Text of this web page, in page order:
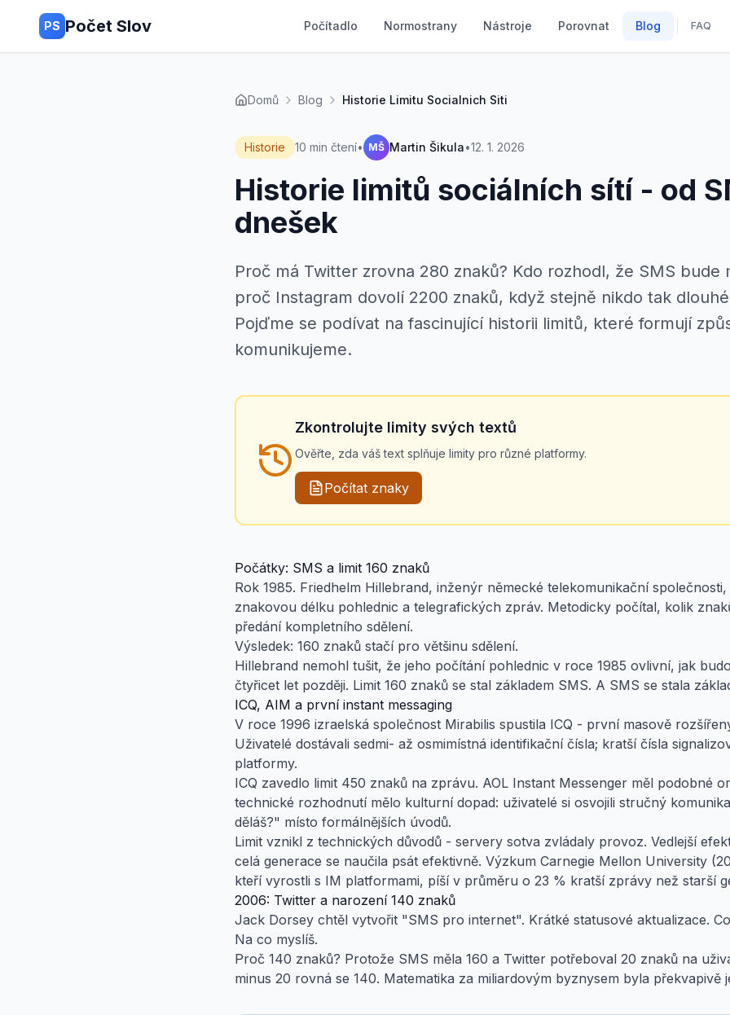
PS Počet Slov Počítadlo Normostrany Nástroje Porovnat Blog FAQ
Domů Blog Historie Limitu Socialnich Siti
Historie 10 min čtení• MŠ Martin Šikula•12. 1. 2026
Historie limitů sociálních sítí - od
dnešek
Proč má Twitter zrovna 280 znaků? Kdo rozhodl, že SMS bude
proč Instagram dovolí 2200 znaků, když stejně nikdo tak
Pojďme se podívat na fascinující historii limitů, které formují
komunikujeme.
Zkontrolujte limity svých textů
Ověřte, zda váš text splňuje limity pro různé platformy.
Počítat znaky
Počátky: SMS a limit 160 znaků
Rok 1985. Friedhelm Hillebrand, inženýr německé telekomunikační
znakovou délku pohlednic a telegrafických zpráv. Metodicky počítal, kolik
předání kompletního sdělení.
Výsledek: 160 znaků stačí pro většinu sdělení.
Hillebrand nemohl tušit, že jeho počítání pohlednic v roce 1985 ovlivní, jak
čtyřicet let později. Limit 160 znaků se stal základem SMS. A SMS se stala
ICQ, AIM a první instant messaging
V roce 1996 izraelská společnost Mirabilis spustila ICQ - první masově
Uživatelé dostávali sedmi- až osmimístná identifikační čísla; kratší čísla
platformy.
ICQ zavedlo limit 450 znaků na zprávu. AOL Instant Messenger měl podobné
technické rozhodnutí mělo kulturní dopad: uživatelé si osvojili stručný
děláš?" místo formálnějších úvodů.
Limit vznikl z technických důvodů - servery sotva zvládaly provoz. Vedlejší
celá generace se naučila psát efektivně. Výzkum Carnegie Mellon University
kteří vyrostli s IM platformami, píší v průměru o 23 % kratší zprávy než starší
2006: Twitter a narození 140 znaků
Jack Dorsey chtěl vytvořit "SMS pro internet". Krátké statusové aktualizace.
Na co myslíš.
Proč 140 znaků? Protože SMS měla 160 a Twitter potřeboval 20 znaků na
minus 20 rovná se 140. Matematika za miliardovým byznysem byla překvapivě